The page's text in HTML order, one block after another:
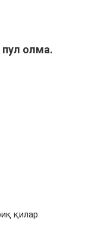
пул олма.
қилар.